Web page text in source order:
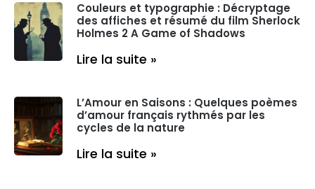
Couleurs et typographie : Décryptage
des affiches et résumé du film Sherlock
Holmes 2 A Game of Shadows
Lire la suite »
L’Amour en Saisons : Quelques poèmes
d’amour français rythmés par les
cycles de la nature
Lire la suite »